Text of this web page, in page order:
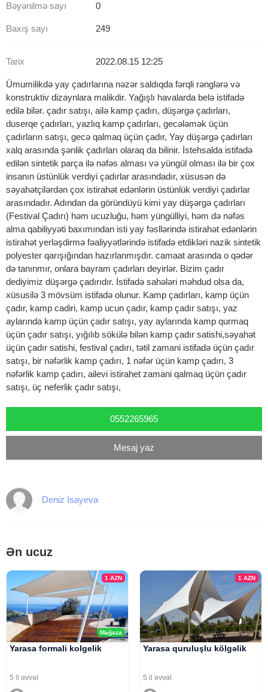
Bəyənilmə sayı 0
Baxış sayı 249
Tarix 2022.08.15 12:25
Ümumilikdə yay çadırlarına nəzər saldıqda fərqli rənglərə və
konstruktiv dizaynlara malikdir. Yağışlı havalarda belə istifadə
edilə bilər. çadır satışı, ailə kamp çadırı, düşərgə çadırları,
duserqe çadırları, yazlıq kamp çadırları, gecələmək üçün
çadırların satışı, gecə qalmaq üçün çadır, Yay düşərgə çadırları
xalq arasında şənlik çadırları olaraq da bilinir. İstehsalda istifadə
edilən sintetik parça ilə nəfəs alması və yüngül olması ilə bir çox
insanın üstünlük verdiyi çadırlar arasındadır, xüsusən də
səyahətçilərdən çox istirahət edənlərin üstünlük verdiyi çadırlar
arasındadır. Adından da göründüyü kimi yay düşərgə çadırları
(Festival Çadırı) həm ucuzluğu, həm yüngülliyi, həm də nəfəs
alma qabiliyyəti baxımından isti yay fəsllərində istirahət edənlərin
istirahət yerləşdirmə fəaliyyətlərində istifadə etdikləri nazik sintetik
polyester qarışığından hazırlanmışdır. camaat arasında o qədər
də tanınmır, onlara bayram çadırları deyirlər. Bizim çadır
dediyimiz düşərgə çadırıdır. İstifadə sahələri məhdud olsa da,
xüsusilə 3 mövsüm istifadə olunur. Kamp çadırları, kamp üçün
çadır, kamp cadiri, kamp ucun çadır, kamp çadır satışı, yaz
aylarında kamp üçün çadır satışı, yay aylarında kamp qurmaq
üçün çadır satışı, yığılıb sökülə bilən kamp çadır satishi,səyahət
üçün çadır satishi, festival çadırı, tətil zamani istifadə üçün çadır
satışı, bir nəfərlik kamp çadırı, 1 nəfər üçün kamp çadırı, 3
nəfərlik kamp çadırı, ailevi istirahet zamani qalmaq üçün çadır
satışı, üç neferlik çadır satışı,
0552265965
Mesaj yaz
Deniz Isayeva
Ən ucuz
Mağaza
1AZN
Yarasa formali kolgelik
5 il əvvəl
1 AZN
Yarasa quruluşlu kölgəlik
5 il əvvəl